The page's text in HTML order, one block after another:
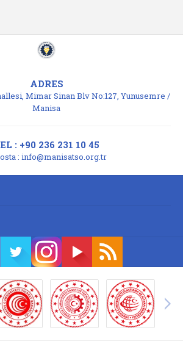
ADRES
Mimar Sinan Blv No:127, Yunusemre /
Manisa
: +90 236 231 10 45
: info@manisatso.org.tr